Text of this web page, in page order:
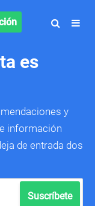
es
y
información
de entrada dos
Suscríbete